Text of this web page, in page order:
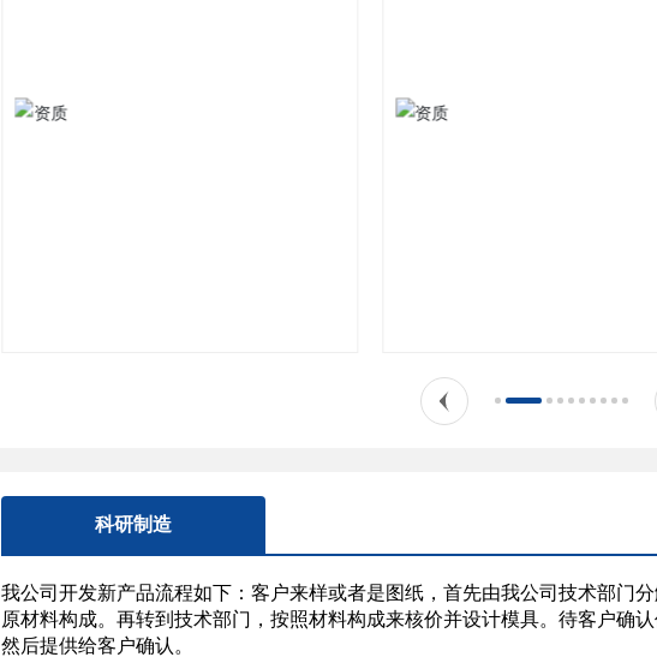
科研制造
我公司开发新产品流程如下：客户来样或者是图纸，首先由我公司技术部门
原材料构成。再转到技术部门，按照材料构成来核价并设计模具。待客户确
然后提供给客户确认。